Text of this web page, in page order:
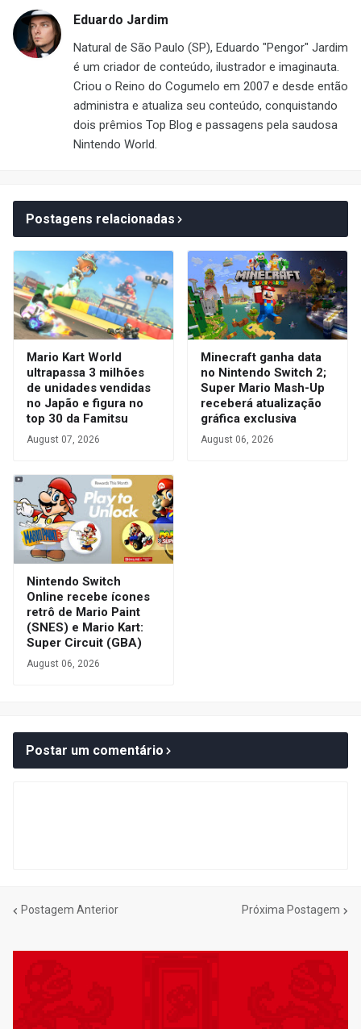
Eduardo Jardim
Natural de São Paulo (SP), Eduardo "Pengor" Jardim
é um criador de conteúdo, ilustrador e imaginauta.
Criou o Reino do Cogumelo em 2007 e desde então
administra e atualiza seu conteúdo, conquistando
dois prêmios Top Blog e passagens pela saudosa
Nintendo World.
Postagens relacionadas
Mario Kart World
ultrapassa 3 milhões
de unidades vendidas
no Japão e figura no
top 30 da Famitsu
August 07, 2026
Minecraft ganha data
no Nintendo Switch 2;
Super Mario Mash-Up
receberá atualização
gráfica exclusiva
August 06, 2026
Nintendo Switch
Online recebe ícones
retrô de Mario Paint
(SNES) e Mario Kart:
Super Circuit (GBA)
August 06, 2026
Postar um comentário
Postagem Anterior Próxima Postagem